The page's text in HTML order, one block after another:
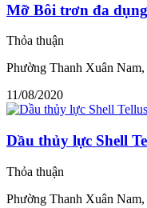
Mỡ Bôi trơn đa
Thỏa thuận
Phường Thanh Xuân
11/08/2020
Dầu thủy lực Shell
Thỏa thuận
Phường Thanh Xuân